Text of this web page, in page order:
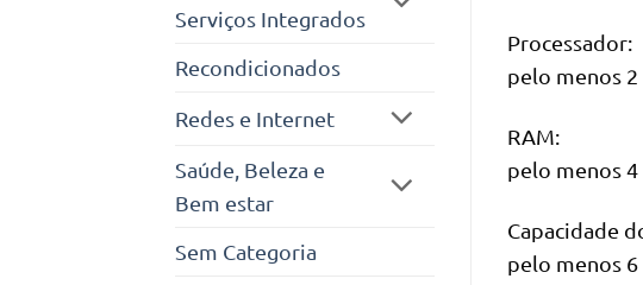
Serviços Integrados
Recondicionados
Redes e Internet
Saúde, Beleza e
Bem estar
Sem Categoria
Processador:
pelo menos 2
RAM:
pelo menos 4
Capacidade
pelo menos